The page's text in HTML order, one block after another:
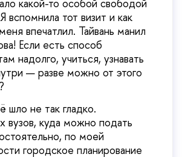
какой-то особой свободой
вспомнила тот визит и как
впечатлил. Тайвань манил
Если есть способ
надолго, учиться, узнавать
— разве можно от этого
шло не так гладко.
вузов, куда можно подать
по моей
городское планирование